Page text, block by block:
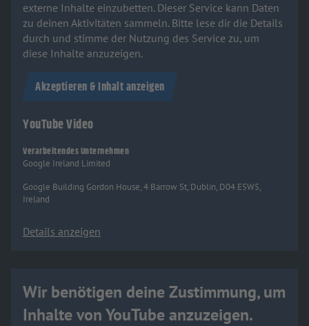
externe Inhalte einzubetten. Dieser Service kann Daten
zu deinen Aktivitäten sammeln. Bitte lese dir die Details
durch und stimme der Nutzung des Service zu, um
diese Inhalte anzuzeigen.
Akzeptieren & Inhalt anzeigen
YouTube Video
Verarbeitendes Unternehmen
Google Ireland Limited
Google Building Gordon House, 4 Barrow St, Dublin, D04 E5W5,
Ireland
Details anzeigen
Wir benötigen deine Zustimmung, um
Inhalte von YouTube anzuzeigen.